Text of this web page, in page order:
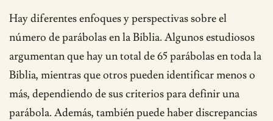
Hay diferentes enfoques y perspectivas sobre el
número de parábolas en la Biblia. Algunos estudiosos
argumentan que hay un total de 65 parábolas en toda la
Biblia, mientras que otros pueden identificar menos o
más, dependiendo de sus criterios para definir una
parábola. Además, también puede haber discrepancias